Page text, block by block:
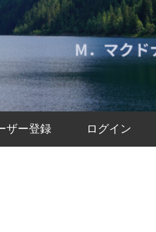
ザー登録 ログイン